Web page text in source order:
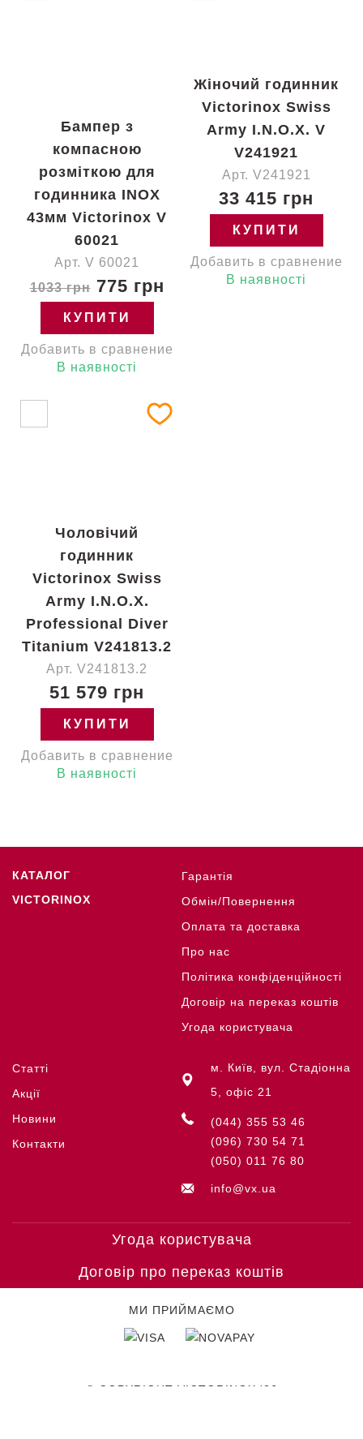
Бампер з
компасною
розміткою для
годинника INOX
43мм Victorinox V
60021
Арт. V 60021
1033 грн775 грн
КУПИТИ
Добавить в сравнение
В наявності
Жіночий годинник
Victorinox Swiss
Army I.N.O.X. V
V241921
Арт. V241921
33 415 грн
КУПИТИ
Добавить в сравнение
В наявності
Чоловічий
годинник
Victorinox Swiss
Army I.N.O.X.
Professional Diver
Titanium V241813.2
Арт. V241813.2
51 579 грн
КУПИТИ
Добавить в сравнение
В наявності
КАТАЛОГ
VICTORINOX
Гарантія
Обмін/Повернення
Оплата та доставка
Про нас
Політика конфіденційності
Договір на переказ коштів
Угода користувача
Статті
Акції
Новини
Контакти
м. Київ, вул. Стадіонна
5, офіс 21
(044) 355 53 46
(096) 730 54 71
(050) 011 76 80
info@vx.ua
Угода користувача
Договір про переказ коштів
МИ ПРИЙМАЄМО
© COPYRIGHT VICTORINOX '26